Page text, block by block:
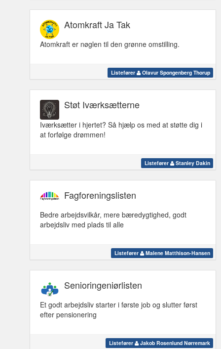
Atomkraft Ja Tak
Atomkraft er nøglen til den grønne omstilling.
Listefører Olavur Spongenberg Thorup
Støt Iværksætterne
Iværksætter i hjertet? Så hjælp os med at støtte dig i
at forfølge drømmen!
Listefører Stanley Dakin
Fagforeningslisten
Bedre arbejdsvilkår, mere bæredygtighed, godt
arbejdsliv med plads til alle
Listefører Malene Matthison-Hansen
Senioringeniørlisten
Et godt arbejdsliv starter i første job og slutter først
efter pensionering
Listefører Jakob Rosenlund Nørremark